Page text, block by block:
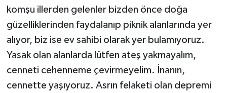
komşu illerden gelenler bizden önce doğa
güzelliklerinden faydalanıp piknik alanlarında yer
alıyor, biz ise ev sahibi olarak yer bulamıyoruz.
Yasak olan alanlarda lütfen ateş yakmayalım,
cenneti cehenneme çevirmeyelim. İnanın,
cennette yaşıyoruz. Asrın felaketi olan depremi